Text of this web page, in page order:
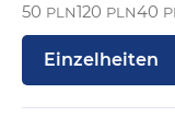
50 PLN120 PLN40
Einzelheiten